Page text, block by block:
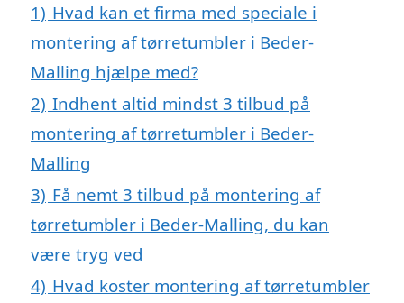
1) Hvad kan et firma med speciale i
montering af tørretumbler i Beder-
Malling hjælpe med?
2) Indhent altid mindst 3 tilbud på
montering af tørretumbler i Beder-
Malling
3) Få nemt 3 tilbud på montering af
tørretumbler i Beder-Malling, du kan
være tryg ved
4) Hvad koster montering af tørretumbler